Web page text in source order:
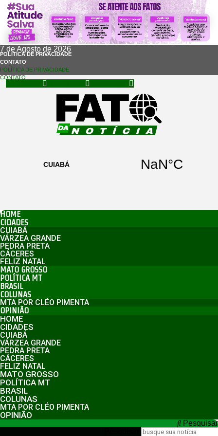
7 de Agosto de 2026
POLÍTICA DE PRIVACIDADE
CONTATO
POLÍTICA DE PRIVACIDADE
CONTATO
HOME
CIDADES
CUIABÁ
VÁRZEA GRANDE
PEDRA PRETA
CÁCERES
FELIZ NATAL
MATO GROSSO
POLÍTICA MT
BRASIL
COLUNAS
MTA POR CLÉO PIMENTA
OPINIÃO
HOME
CIDADES
CUIABÁ
VÁRZEA GRANDE
PEDRA PRETA
CÁCERES
FELIZ NATAL
MATO GROSSO
POLÍTICA MT
BRASIL
COLUNAS
MTA POR CLÉO PIMENTA
OPINIÃO
Pesquisar